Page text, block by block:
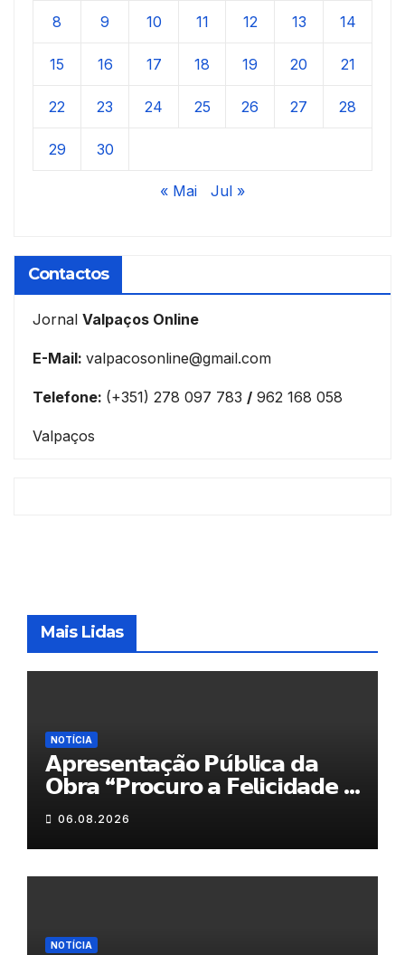
8 9 10 11 12 13 14
15 16 17 18 19 20 21
22 23 24 25 26 27 28
29 30
« Mai Jul »
Contactos
Jornal Valpaços Online
E-Mail: valpacosonline@gmail.com
Telefone: (+351) 278 097 783 / 962 168 058
Valpaços
Mais Lidas
NOTÍCIA
𝗔𝗽𝗿𝗲𝘀𝗲𝗻𝘁𝗮𝗰̧𝗮̃𝗼 𝗣𝘂́𝗯𝗹𝗶𝗰𝗮 𝗱𝗮
𝗢𝗯𝗿𝗮 “𝗣𝗿𝗼𝗰𝘂𝗿𝗼 𝗮 𝗙𝗲𝗹𝗶𝗰𝗶𝗱𝗮𝗱𝗲 𝗲
𝗲𝗹𝗮 𝗺𝗼𝗿𝗮 𝗰𝗼𝗺𝗶𝗴𝗼”
06.08.2026
NOTÍCIA